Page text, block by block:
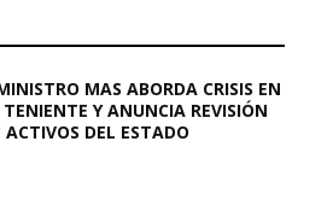
MAS ABORDA CRISIS EN
TENIENTE Y ANUNCIA REVISIÓN
ACTIVOS DEL ESTADO